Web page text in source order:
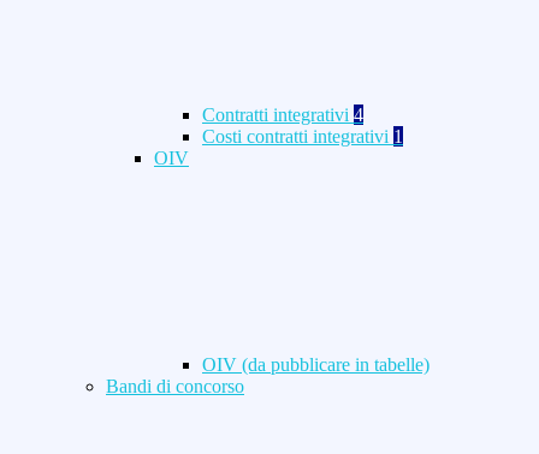
Contratti integrativi 4
Costi contratti integrativi 1
OIV
OIV (da pubblicare in tabelle)
Bandi di concorso